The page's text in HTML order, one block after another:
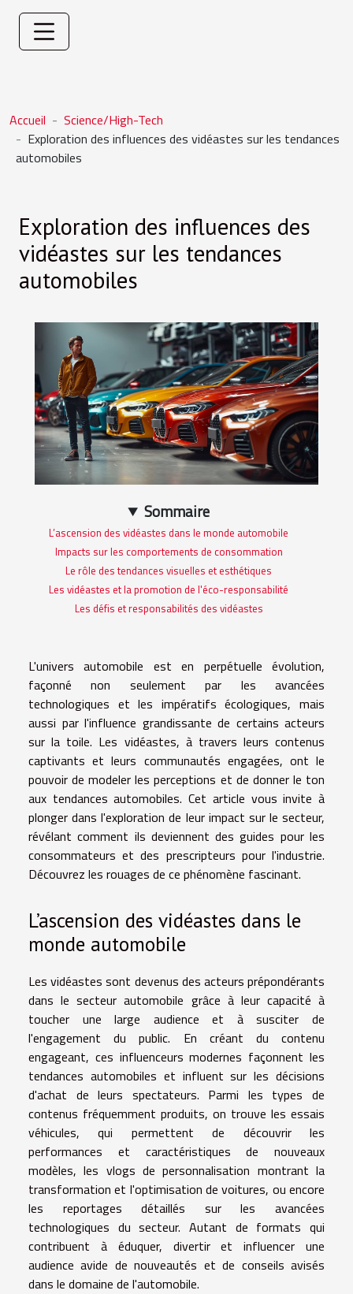
Accueil
Science/High-Tech
Exploration des influences des vidéastes sur les tendances
automobiles
Exploration des influences des
vidéastes sur les tendances
automobiles
Sommaire
L’ascension des vidéastes dans le monde automobile
Impacts sur les comportements de consommation
Le rôle des tendances visuelles et esthétiques
Les vidéastes et la promotion de l'éco-responsabilité
Les défis et responsabilités des vidéastes
L'univers automobile est en perpétuelle évolution,
façonné non seulement par les avancées
technologiques et les impératifs écologiques, mais
aussi par l'influence grandissante de certains acteurs
sur la toile. Les vidéastes, à travers leurs contenus
captivants et leurs communautés engagées, ont le
pouvoir de modeler les perceptions et de donner le ton
aux tendances automobiles. Cet article vous invite à
plonger dans l'exploration de leur impact sur le secteur,
révélant comment ils deviennent des guides pour les
consommateurs et des prescripteurs pour l'industrie.
Découvrez les rouages de ce phénomène fascinant.
L’ascension des vidéastes dans le
monde automobile
Les vidéastes sont devenus des acteurs prépondérants
dans le secteur automobile grâce à leur capacité à
toucher une large audience et à susciter de
l'engagement du public. En créant du contenu
engageant, ces influenceurs modernes façonnent les
tendances automobiles et influent sur les décisions
d'achat de leurs spectateurs. Parmi les types de
contenus fréquemment produits, on trouve les essais
véhicules, qui permettent de découvrir les
performances et caractéristiques de nouveaux
modèles, les vlogs de personnalisation montrant la
transformation et l'optimisation de voitures, ou encore
les reportages détaillés sur les avancées
technologiques du secteur. Autant de formats qui
contribuent à éduquer, divertir et influencer une
audience avide de nouveautés et de conseils avisés
dans le domaine de l'automobile.